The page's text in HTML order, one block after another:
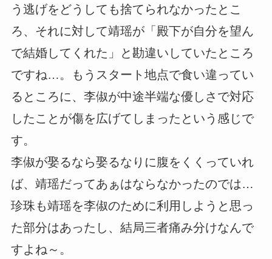
う逃げをどうしても捨てられなかったとこ
ろ、それに対して靖瑶が「殿下が自分を望ん
で結婚してくれた」と勘違いしていたところ
ですね…。もうスタート地点で食い違ってい
るところに、李俶が中途半端な優しさで対応
したことが傷を広げてしまったという感じで
す。
李俶が娶るなら娶るなりに腹をくくっていれ
ば、靖瑶だってあぁはならなかったのでは…
珍珠も靖瑶を李俶のために利用しようと思っ
た部分はあったし、結局三者痛み分けなんで
すよね～。